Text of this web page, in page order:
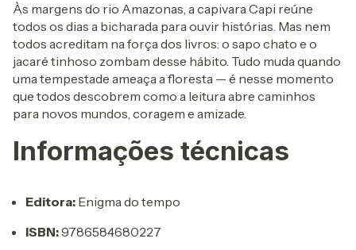
Às margens do rio Amazonas, a capivara Capi reúne
todos os dias a bicharada para ouvir histórias. Mas nem
todos acreditam na força dos livros: o sapo chato e o
jacaré tinhoso zombam desse hábito. Tudo muda quando
uma tempestade ameaça a floresta — é nesse momento
que todos descobrem como a leitura abre caminhos
para novos mundos, coragem e amizade.
Informações técnicas
Editora: Enigma do tempo
ISBN:9786584680227